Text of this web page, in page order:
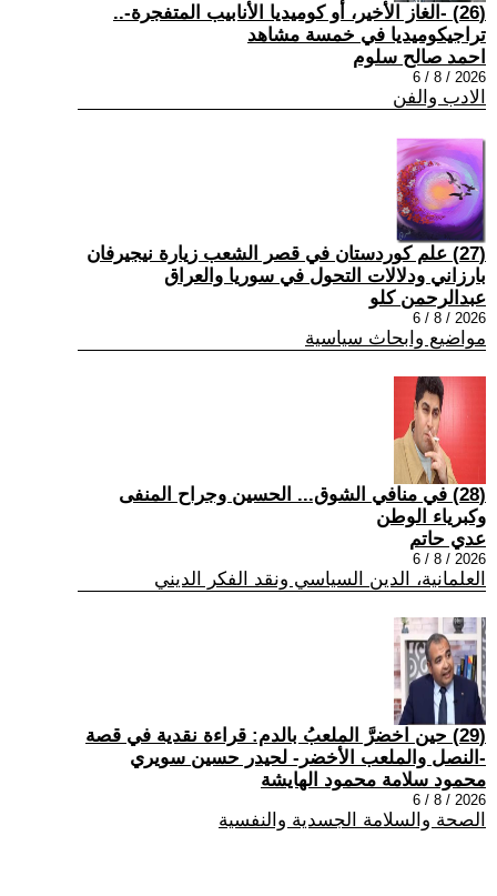
(26) -الغاز الأخير، أو كوميديا الأنابيب المتفجرة-..
تراجيكوميديا في خمسة مشاهد
احمد صالح سلوم
2026 / 8 / 6
الادب والفن
(27) علم كوردستان في قصر الشعب زيارة نيجيرفان
بارزاني ودلالات التحول في سوريا والعراق
عبدالرحمن كلو
2026 / 8 / 6
مواضيع وابحاث سياسية
(28) في منافي الشوق... الحسين وجراح المنفى
وكبرياء الوطن
عدي حاتم
2026 / 8 / 6
العلمانية، الدين السياسي ونقد الفكر الديني
(29) حين اخضرَّ الملعبُ بالدم: قراءة نقدية في قصة
-النصل والملعب الأخضر- لحيدر حسين سويري
محمود سلامة محمود الهايشة
2026 / 8 / 6
الصحة والسلامة الجسدية والنفسية